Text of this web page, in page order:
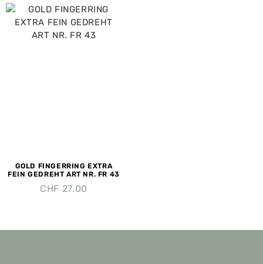
GOLD FINGERRING EXTRA
FEIN GEDREHT ART NR. FR 43
CHF 27.00